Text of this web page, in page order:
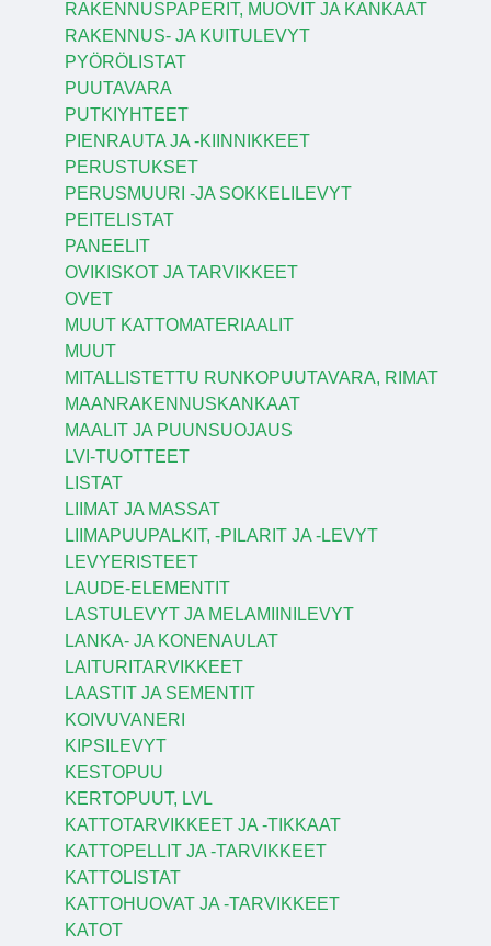
RAKENNUSPAPERIT, MUOVIT JA KANKAAT
RAKENNUS- JA KUITULEVYT
PYÖRÖLISTAT
PUUTAVARA
PUTKIYHTEET
PIENRAUTA JA -KIINNIKKEET
PERUSTUKSET
PERUSMUURI -JA SOKKELILEVYT
PEITELISTAT
PANEELIT
OVIKISKOT JA TARVIKKEET
OVET
MUUT KATTOMATERIAALIT
MUUT
MITALLISTETTU RUNKOPUUTAVARA, RIMAT
MAANRAKENNUSKANKAAT
MAALIT JA PUUNSUOJAUS
LVI-TUOTTEET
LISTAT
LIIMAT JA MASSAT
LIIMAPUUPALKIT, -PILARIT JA -LEVYT
LEVYERISTEET
LAUDE-ELEMENTIT
LASTULEVYT JA MELAMIINILEVYT
LANKA- JA KONENAULAT
LAITURITARVIKKEET
LAASTIT JA SEMENTIT
KOIVUVANERI
KIPSILEVYT
KESTOPUU
KERTOPUUT, LVL
KATTOTARVIKKEET JA -TIKKAAT
KATTOPELLIT JA -TARVIKKEET
KATTOLISTAT
KATTOHUOVAT JA -TARVIKKEET
KATOT